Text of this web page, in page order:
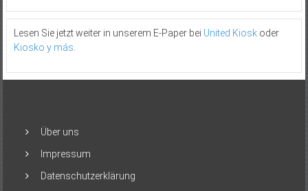
Lesen Sie jetzt weiter in unserem E-Paper bei United Kioskoder
Kiosko y más
Über uns
Impressum
Datenschutzerklärung